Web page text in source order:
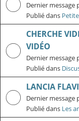
Dernier message
Publié dans
CHERCHE
VIDÉO
Dernier message
Publié dans
LANCIA
Dernier message
Publié dans Les